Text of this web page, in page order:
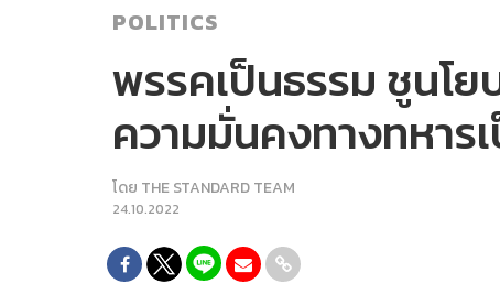
POLITICS
พรรคเป็นธรรม ชูนโ
ความมั่นคงทางทหา
โดย THE STANDARD TEAM
24.10.2022